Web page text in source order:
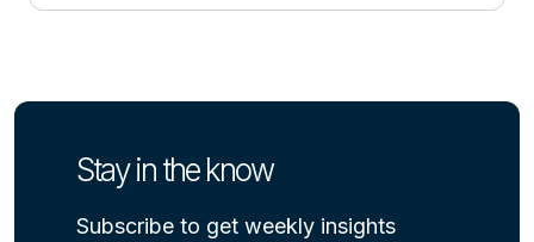
Stay in the know
Subscribe to get weekly insights